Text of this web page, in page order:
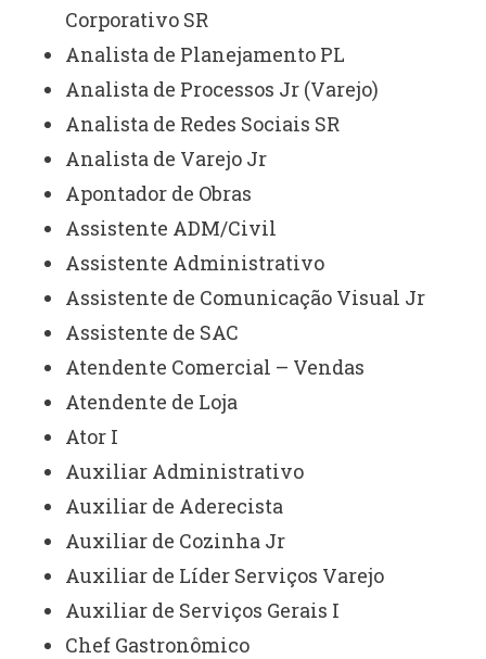
Corporativo SR
Analista de Planejamento PL
Analista de Processos Jr (Varejo)
Analista de Redes Sociais SR
Analista de Varejo Jr
Apontador de Obras
Assistente ADM/Civil
Assistente Administrativo
Assistente de Comunicação Visual Jr
Assistente de SAC
Atendente Comercial – Vendas
Atendente de Loja
Ator I
Auxiliar Administrativo
Auxiliar de Aderecista
Auxiliar de Cozinha Jr
Auxiliar de Líder Serviços Varejo
Auxiliar de Serviços Gerais I
Chef Gastronômico